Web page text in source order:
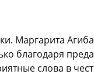
Маргарита
благодаря
слова в